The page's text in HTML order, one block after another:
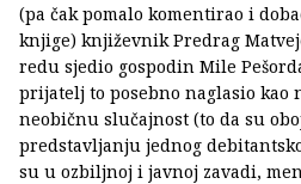
(pa čak pomalo komentirao i
knjige) književnik Predrag
redu sjedio gospodin Mile
prijatelj to posebno naglasio kao
neobičnu slučajnost (to da su
predstavljanju jednog
su u ozbiljnoj i javnoj zavadi,